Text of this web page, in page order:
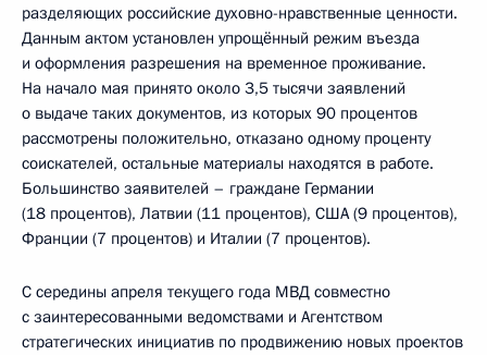
разделяющих российские духовно-нравственные ценности.
Данным актом установлен упрощённый режим въезда
и оформления разрешения на временное проживание.
На начало мая принято около 3,5 тысячи заявлений
о выдаче таких документов, из которых 90 процентов
рассмотрены положительно, отказано одному проценту
соискателей, остальные материалы находятся в работе.
Большинство заявителей – граждане Германии
(18 процентов), Латвии (11 процентов), США (9 процентов),
Франции (7 процентов) и Италии (7 процентов).
С середины апреля текущего года МВД совместно
с заинтересованными ведомствами и Агентством
стратегических инициатив по продвижению новых проектов